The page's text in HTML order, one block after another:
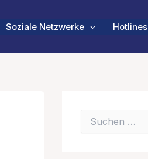
Soziale Netzwerke Hotlines